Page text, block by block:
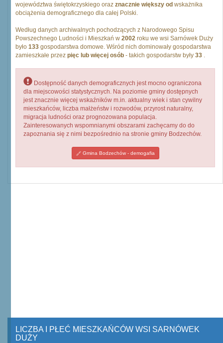
województwa świętokrzyskiego oraz znacznie większy od wskażnika
obciążenia demograficznego dla całej Polski.
Według danych archiwalnych pochodzących z Narodowego Spisu
Powszechnego Ludności i Mieszkań w 2002 roku we wsi Sarnówek Duży
było 133 gospodarstwa domowe. Wśród nich dominowały gospodarstwa
zamieszkałe przez pięc lub więcej osób - takich gospodarstw były 33 .
Dostępność danych demograficznych jest mocno ograniczona
dla miejscowości statystycznych. Na poziomie gminy dostępnych
jest znacznie więcej wskaźników m.in. aktualny wiek i stan cywilny
mieszkańców, liczba małżeństw i rozwodów, przyrost naturalny,
migracja ludności oraz prognozowana populacja.
Zainteresowanych wspomnianymi obszarami zachęcamy do do
zapoznania się z nimi bezpośrednio na stronie gminy Bodzechów.
Gmina Bodzechów - demogafia
LICZBA I PŁEĆ MIESZKAŃCÓW WSI SARNÓWEK
DUŻY